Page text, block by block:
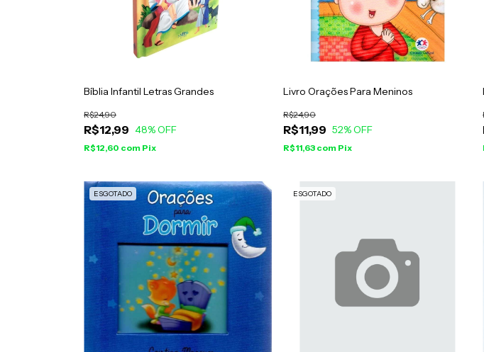
Bíblia Infantil Letras Grandes
R$12,99
R$24,90
48% OFF
R$12,60 com Pix
Livro Orações Para Meninos
R$11,99
R$24,90
52% OFF
R$11,63 com Pix
ESGOTADO ESGOTADO